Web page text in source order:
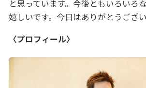
と思っています。今後ともいろいろ
嬉しいです。今日はありがとうござい
〈プロフィール〉